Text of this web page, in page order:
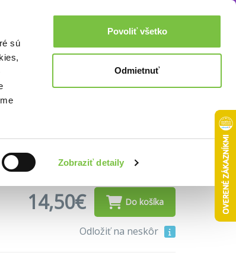
sú
Zobraziť detaily
Povoliť všetko
Odmietnuť
Prihlásenie 0,00€
Akcie a zľavy
postúpil o stupienok vyššie
14,50€ Do košíka
Odložiť na neskôr